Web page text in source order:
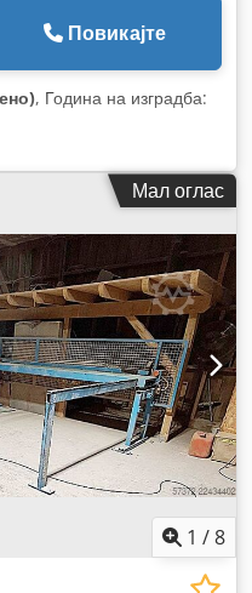
Повикајте
, Година на изградба:
Мал оглас
1 /8